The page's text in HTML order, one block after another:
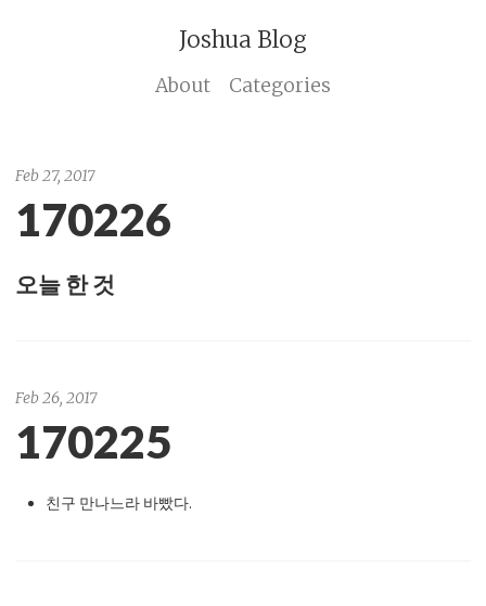
Joshua Blog
About Categories
Feb 27, 2017
170226
오늘 한 것
Feb 26, 2017
170225
친구 만나느라 바빴다.